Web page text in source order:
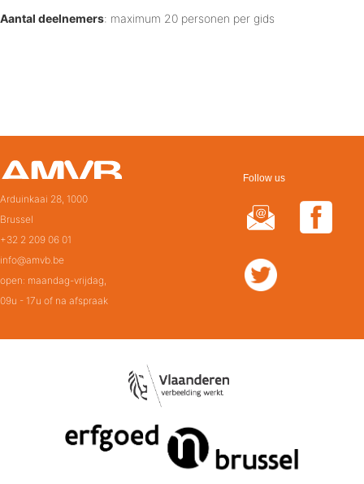
Aantal deelnemers: maximum 20 personen per gids
Arduinkaai 28, 1000
Brussel
+32 2 209 06 01
info@amvb.be
open: maandag-vrijdag,
09u - 17u of na afspraak
Follow us